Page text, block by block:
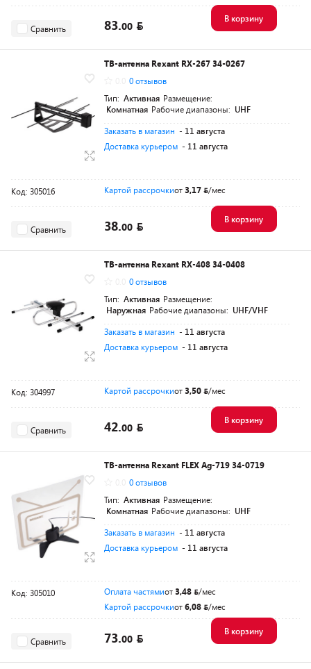
Сравнить 83.00
В корзину
ТВ-антенна Rexant RX-267 34-0267
0 отзывов
Тип: Активная Размещение:
Комнатная Рабочие диапазоны: UHF
Заказать в магазин - 11 августа
Доставка курьером - 11 августа
Код: 305016 Картой рассрочкиот3,17 /мес
Сравнить 38.00
В корзину
ТВ-антенна Rexant RX-408 34-0408
0 отзывов
Тип: Активная Размещение:
Наружная Рабочие диапазоны: UHF/VHF
Заказать в магазин - 11 августа
Доставка курьером - 11 августа
Код: 304997 Картой рассрочкиот3,50 /мес
Сравнить 42.00
В корзину
ТВ-антенна Rexant FLEX Ag-719 34-0719
0 отзывов
Тип: Активная Размещение:
Комнатная Рабочие диапазоны: UHF
Заказать в магазин - 11 августа
Доставка курьером - 11 августа
Код: 305010 Оплата частямиот3,48
/мес
Картой рассрочкиот6,08 /мес
Сравнить 73.00
В корзину